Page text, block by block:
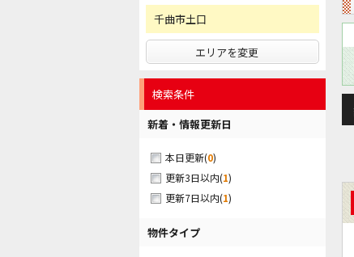
千曲市土口
エリアを変更
検索条件
新着・情報更新日
本日更新(0)
更新3日以内(1)
更新7日以内(1)
物件タイプ